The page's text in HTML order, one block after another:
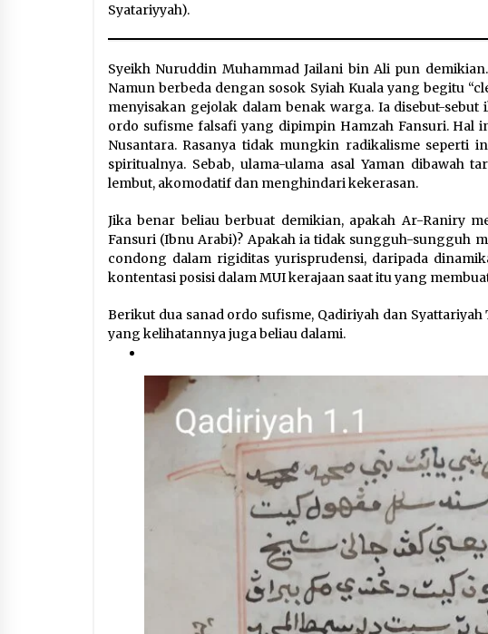
Syatariyyah).
Syeikh Nuruddin Muhammad Jailani bin Ali pun
Namun berbeda dengan sosok Syiah Kuala yang begitu
menyisakan gejolak dalam benak warga. Ia disebut-
ordo sufisme falsafi yang dipimpin Hamzah Fansuri. Hal
Nusantara. Rasanya tidak mungkin radikalisme seperti
spiritualnya. Sebab, ulama-ulama asal Yaman dibawah
lembut, akomodatif dan menghindari kekerasan.
Jika benar beliau berbuat demikian, apakah Ar-Raniry
Fansuri (Ibnu Arabi)? Apakah ia tidak sungguh-sungguh
condong dalam rigiditas yurisprudensi, daripada
kontentasi posisi dalam MUI kerajaan saat itu yang
Berikut dua sanad ordo sufisme, Qadiriyah dan
yang kelihatannya juga beliau dalami.